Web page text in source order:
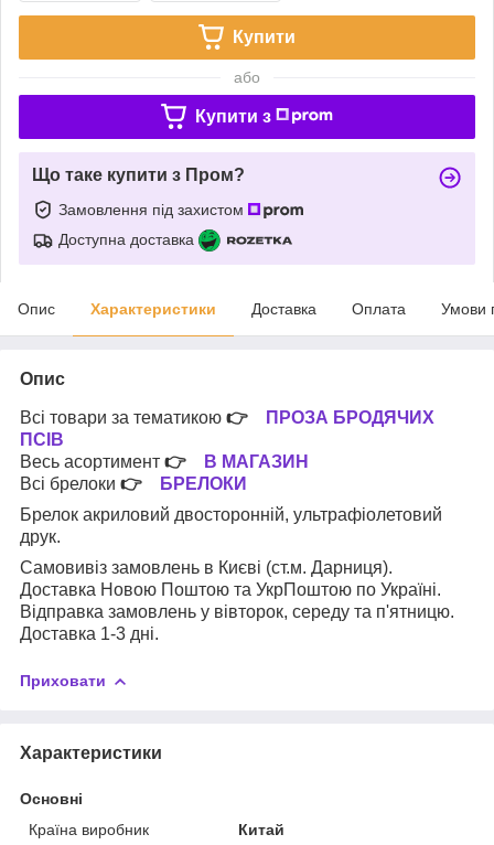
Купити
або
Купити з
Що таке купити з Пром?
Замовлення під захистом
Доступна доставка
Опис Характеристики Доставка Оплата Умови
Опис
Всі товари за тематикою 👉
ПРОЗА БРОДЯЧИХ
ПСІВ
Весь асортимент 👉
В МАГАЗИН
Всі брелоки 👉
БРЕЛОКИ
Брелок акриловий двосторонній, ультрафіолетовий
друк.
Самовивіз замовлень в Києві (ст.м. Дарниця).
Доставка Новою Поштою та УкрПоштою по Україні.
Відправка замовлень у вівторок, середу та п'ятницю.
Доставка 1-3 дні.
Приховати
Характеристики
Основні
Країна виробник
Китай